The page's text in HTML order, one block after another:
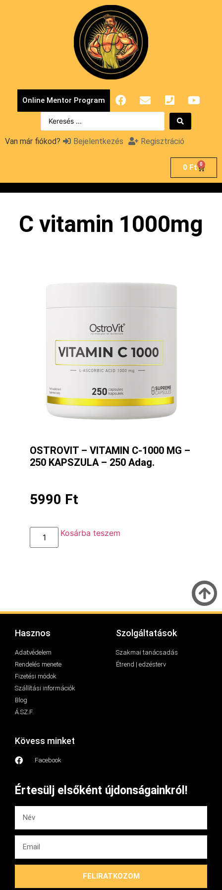
Online Mentor Program
Van már fiókod? Bejelentkezés Regisztráció
0 Ft 0
C vitamin 1000mg
OSTROVIT – VITAMIN C-1000 MG –
250 KAPSZULA – 250 Adag.
5990 Ft
Kosárba teszem
Hasznos
Adatvédelem
Rendelés menete
Fizetési módok
Szállítási információk
Blog
Á.SZ.F.
Szolgáltatások
Szakmai tanácsadás
Étrend | edzésterv
Kövess minket
Facebook
Értesülj elsőként újdonságainkról!
FELIRATKOZOM